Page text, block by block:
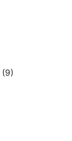
(9)